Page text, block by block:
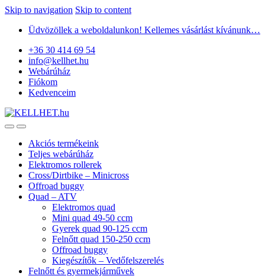
Skip to navigation Skip to content
Üdvözöllek a weboldalunkon! Kellemes vásárlást kívánunk…
+36 30 414 69 54
info@kellhet.hu
Webárúház
Fiókom
Kedvenceim
Akciós termékeink
Teljes webárúház
Elektromos rollerek
Cross/Dirtbike – Minicross
Offroad buggy
Quad – ATV
Elektromos quad
Mini quad 49-50 ccm
Gyerek quad 90-125 ccm
Felnőtt quad 150-250 ccm
Offroad buggy
Kiegészítők – Vedőfelszerelés
Felnőtt és gyermekjárművek